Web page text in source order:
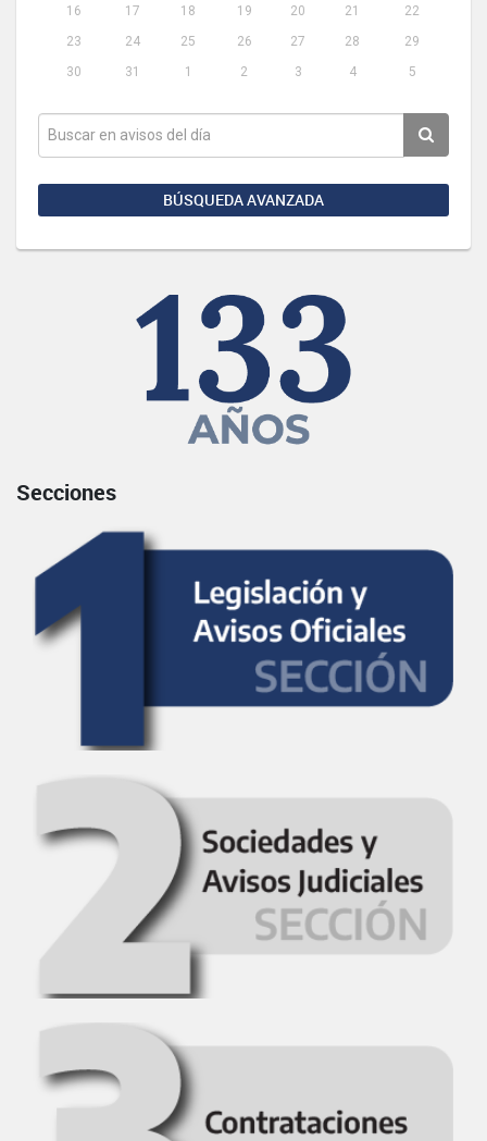
16
17 18 19 20 21
22
23
24 25 26 27 28
29
30
31 1 2 3 4 5
BÚSQUEDA AVANZADA
Secciones